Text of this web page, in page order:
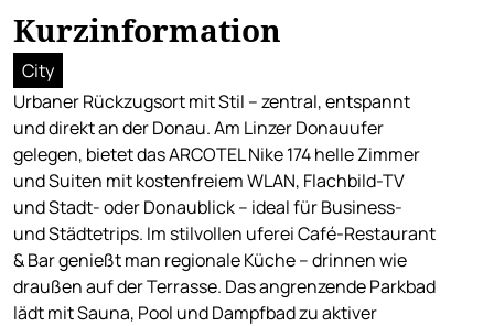
Kurzinformation
City
Urbaner Rückzugsort mit Stil – zentral, entspannt
und direkt an der Donau. Am Linzer Donauufer
gelegen, bietet das ARCOTEL Nike 174 helle Zimmer
und Suiten mit kostenfreiem WLAN, Flachbild-TV
und Stadt- oder Donaublick – ideal für Business-
und Städtetrips. Im stilvollen uferei Café-Restaurant
& Bar genießt man regionale Küche – drinnen wie
draußen auf der Terrasse. Das angrenzende Parkbad
lädt mit Sauna, Pool und Dampfbad zu aktiver